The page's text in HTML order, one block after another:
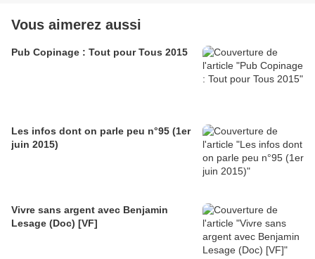
Vous aimerez aussi
Pub Copinage : Tout pour Tous 2015
Les infos dont on parle peu n°95 (1er
juin 2015)
Vivre sans argent avec Benjamin
Lesage (Doc) [VF]